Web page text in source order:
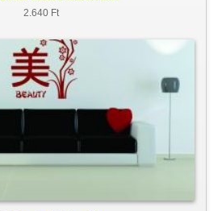
2.640 Ft